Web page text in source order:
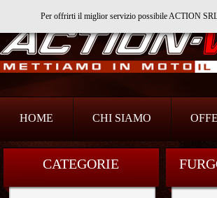
HOME CHI SIAMO
CATEGORIE
Per offrirti il miglior servizio possibile ACTION